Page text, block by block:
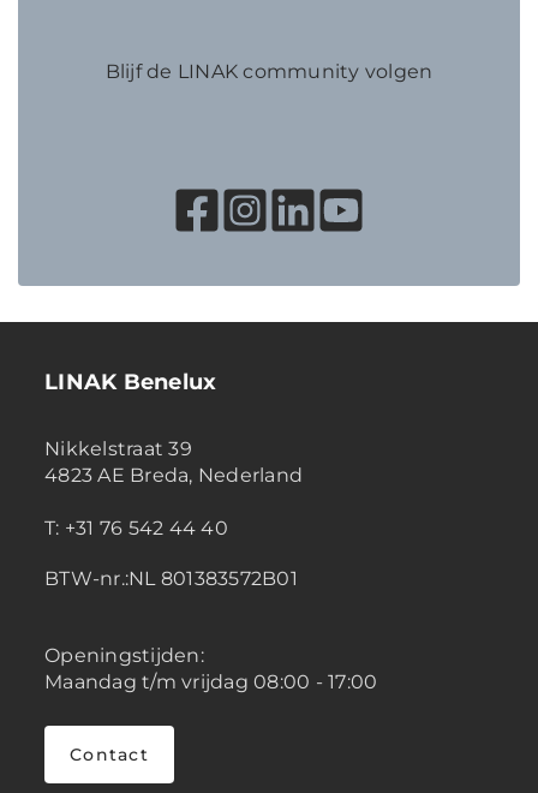
Blijf de LINAK community volgen
LINAK Benelux
Nikkelstraat 39
4823 AE Breda, Nederland
T: +31 76 542 44 40
BTW-nr.:NL 801383572B01
Openingstijden:
Maandag t/m vrijdag 08:00 - 17:00
Contact